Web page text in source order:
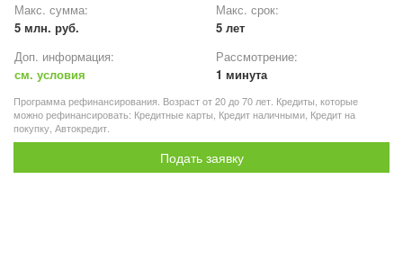
Макс. сумма:
5 млн. руб.
Макс. срок:
5 лет
Доп. информация:
см. условия
Рассмотрение:
1 минута
Программа рефинансирования. Возраст от 20 до 70 лет. Кредиты, которые
можно рефинансировать: Кредитные карты, Кредит наличными, Кредит на
покупку, Автокредит.
Подать заявку